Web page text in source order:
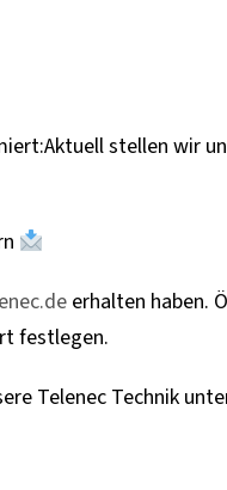
stellen wir
erhalten haben.
festlegen.
Telenec Technik